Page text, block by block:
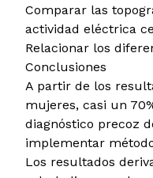
Comparar las
actividad eléctrica
Relacionar los
Conclusiones
A partir de los
mujeres, casi un
diagnóstico precoz
implementar
Los resultados